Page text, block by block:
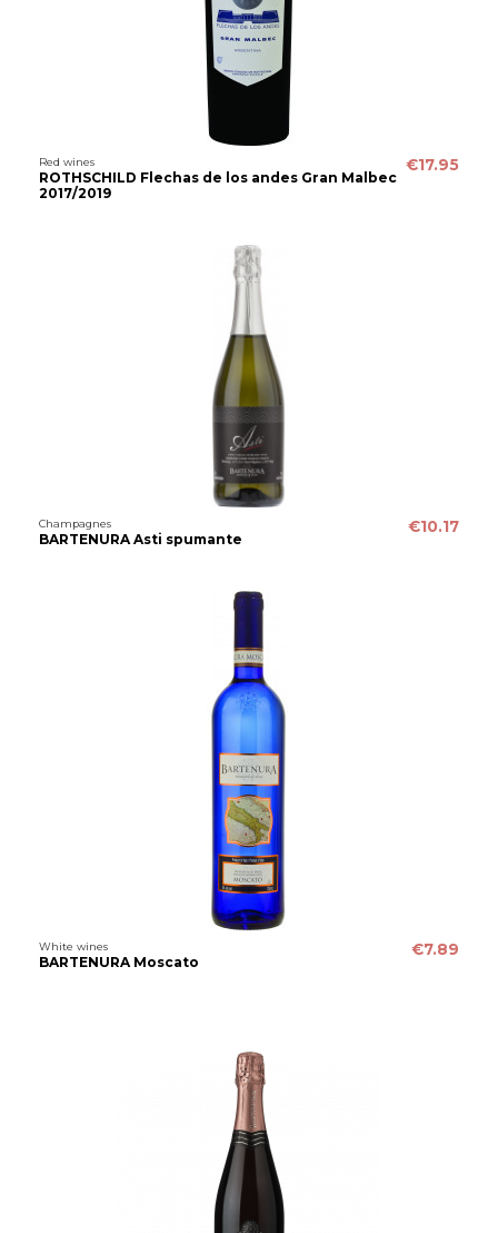
Red wines
ROTHSCHILD Flechas de los andes Gran Malbec
2017/2019
€17.95
Champagnes
BARTENURA Asti spumante
€10.17
White wines
BARTENURA Moscato
€7.89